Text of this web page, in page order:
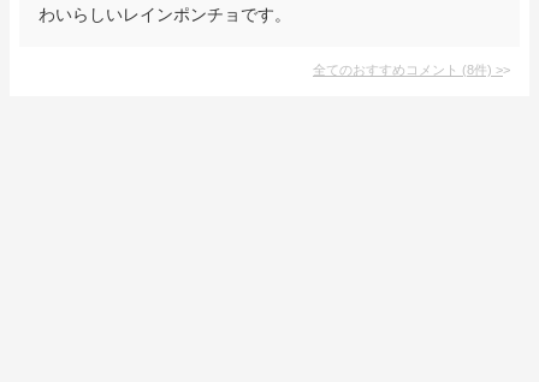
わいらしいレインポンチョです。
全てのおすすめコメント (8件) >